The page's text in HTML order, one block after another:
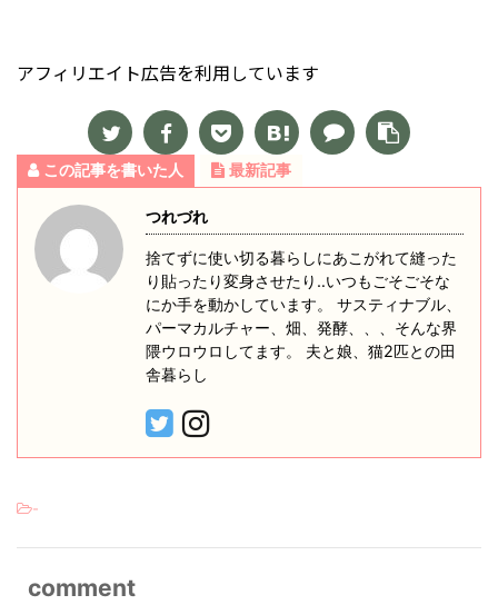
アフィリエイト広告を利用しています
この記事を書いた人 最新記事
つれづれ
捨てずに使い切る暮らしにあこがれて縫った
り貼ったり変身させたり‥いつもごそごそな
にか手を動かしています。 サスティナブル、
パーマカルチャー、畑、発酵、、、そんな界
隈ウロウロしてます。 夫と娘、猫2匹との田
舎暮らし
-
comment